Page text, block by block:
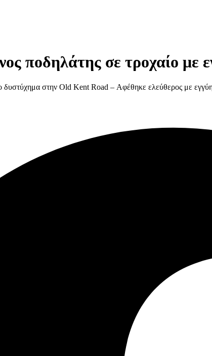
ποδηλάτης σε τροχαίο με
δυστύχημα στην Old Kent Road – Αφέθηκε ελεύθερος με